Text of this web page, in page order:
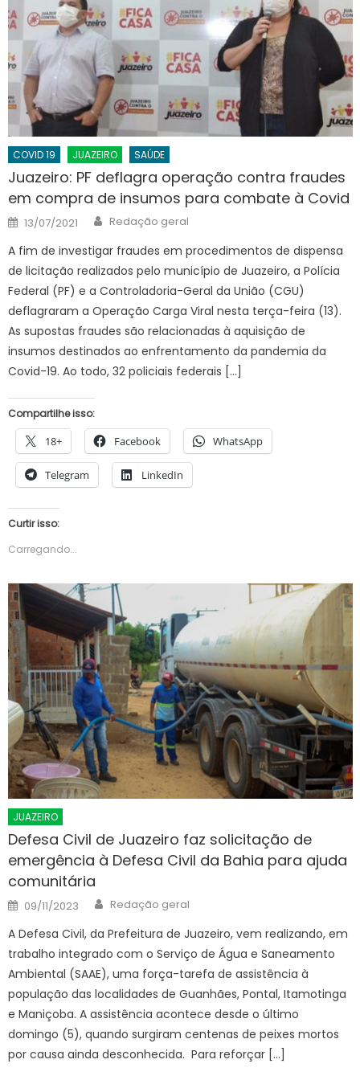
COVID 19 JUAZEIRO SAÚDE
Juazeiro: PF deflagra operação contra fraudes
em compra de insumos para combate à Covid
Posted
on
13/07/2021 Author
Redação geral
A fim de investigar fraudes em procedimentos de dispensa
de licitação realizados pelo município de Juazeiro, a Polícia
Federal (PF) e a Controladoria-Geral da União (CGU)
deflagraram a Operação Carga Viral nesta terça-feira (13).
As supostas fraudes são relacionadas à aquisição de
insumos destinados ao enfrentamento da pandemia da
Covid-19. Ao todo, 32 policiais federais […]
Compartilhe isso:
18+ Facebook WhatsApp
Telegram LinkedIn
Curtir isso:
Carregando...
JUAZEIRO
Defesa Civil de Juazeiro faz solicitação de
emergência à Defesa Civil da Bahia para ajuda
comunitária
Posted
on
09/11/2023 Author
Redação geral
A Defesa Civil, da Prefeitura de Juazeiro, vem realizando, em
trabalho integrado com o Serviço de Água e Saneamento
Ambiental (SAAE), uma força-tarefa de assistência à
população das localidades de Guanhães, Pontal, Itamotinga
e Maniçoba. A assistência acontece desde o último
domingo (5), quando surgiram centenas de peixes mortos
por causa ainda desconhecida. Para reforçar […]